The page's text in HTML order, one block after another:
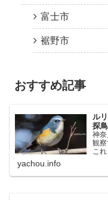
富士市
裾野市
おすすめ記事
ル
探
神
観察
こ
じ
く
観
yachou.info